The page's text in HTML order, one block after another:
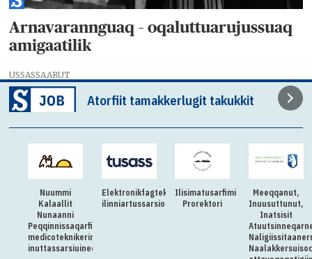
Arnavarannguaq – oqaluttuarujussuaq
amigaatilik
USSASSAARUT
Atorfiit tamakkerlugit takukkit
Nuummi
Kalaallit
Nunaanni
Peqqinnissaqarfimmut
medicoteknikerimik
inuttassarsiuineq
Elektronikfagteknikeritut
ilinniartussarsiorpugut
Ilisimatusarfimi
Prorektori
Meeqqanut,
Inuusuttunut,
Inatsisit